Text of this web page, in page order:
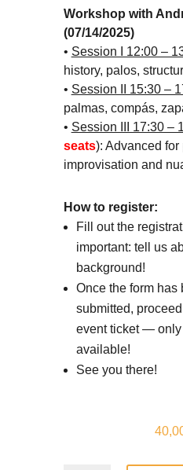
Workshop with
(07/14/2025)
• Session I 12:00 –
history, palos,
• Session II 15:30 –
palmas, compás,
• Session III 17:30 –
seats): Advanced for
improvisation and
How to register:
Fill out the
important: tell us
background!
Once the form has
submitted,
event ticket — only
available!
See you there!